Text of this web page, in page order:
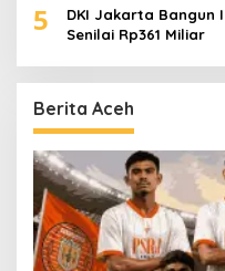
5
DKI Jakarta Bangun
Senilai Rp361 Miliar
Berita Aceh